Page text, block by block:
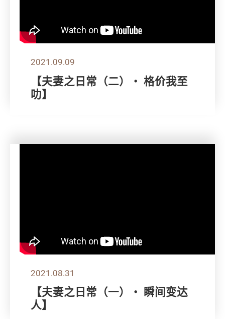
2021.09.09
【夫妻之日常（二）・ 格价我至
叻】
2021.08.31
【夫妻之日常（一）・ 瞬间变达
人】